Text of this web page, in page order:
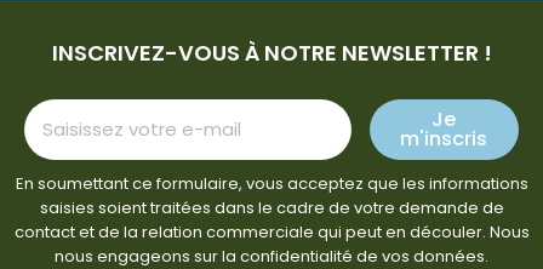
INSCRIVEZ-VOUS À NOTRE NEWSLETTER !
Je
m'inscris
En soumettant ce formulaire, vous acceptez que les informations
saisies soient traitées dans le cadre de votre demande de
contact et de la relation commerciale qui peut en découler. Nous
nous engageons sur la confidentialité de vos données.